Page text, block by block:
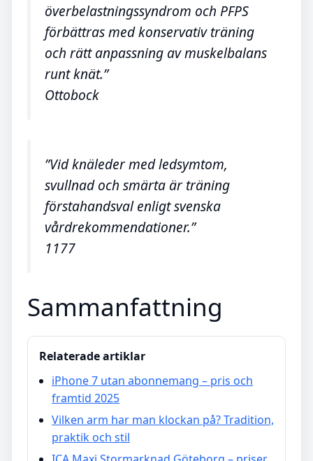
överbelastningssyndrom och PFPS
förbättras med konservativ träning
och rätt anpassning av muskelbalans
runt knät.”
Ottobock
”Vid knäleder med ledsymtom,
svullnad och smärta är träning
förstahandsval enligt svenska
vårdrekommendationer.”
1177
Sammanfattning
Relaterade artiklar
iPhone 7 utan abonnemang – pris och
framtid 2025
Vilken arm har man klockan på? Tradition,
praktik och stil